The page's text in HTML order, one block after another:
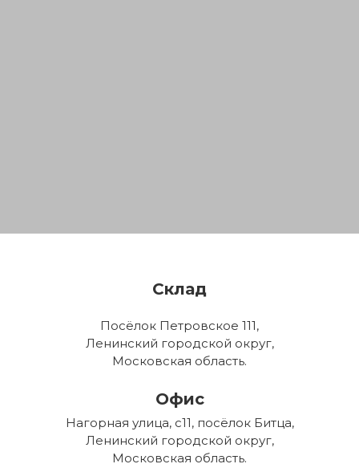
Склад
Посёлок Петровское 111,
Ленинский городской округ,
Московская область.
Офис
Нагорная улица, с11, посёлок Битца,
Ленинский городской округ,
Московская область.